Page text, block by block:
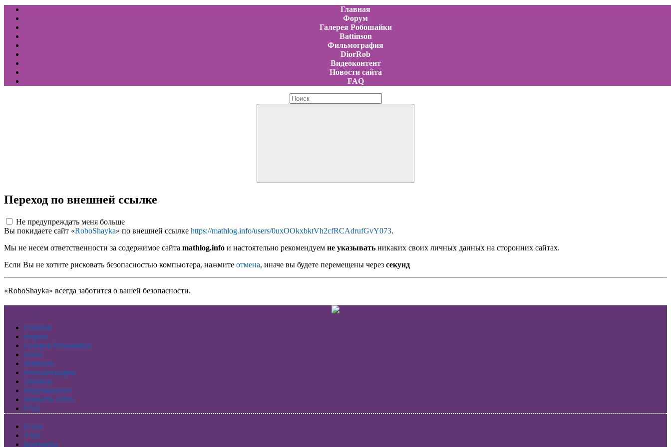
Главная
Форум
Галерея Робошайки
Battinson
Фильмография
DiorRob
Видеоконтент
Новости сайта
FAQ
Переход по внешней ссылке
Не предупреждать меня больше
Вы покидаете сайт «RoboShayka» по внешней ссылке https://mathlog.info/users/0uxOOkxbktVh2cfRCAdrufGvY073.
Мы не несем ответственности за содержимое сайта mathlog.info и настоятельно рекомендуем не указывать никаких своих личных данных на сторонних сайтах.
Если Вы не хотите рисковать безопасностью компьютера, нажмите отмена, иначе вы будете перемещены через секунд
«RoboShayka» всегда заботится о вашей безопасности.
Главная
Форум
Галерея Робошайки
Фото
Battinson
Фильмография
DiorRob
Видеоконтент
Новости сайта
FAQ
О нас
Тэги
Контакты